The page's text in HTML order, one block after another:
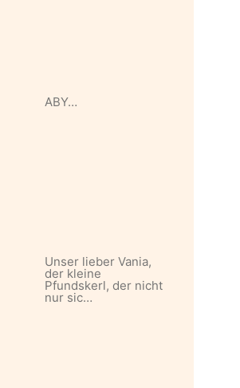
ABY…
Unser lieber Vania,
der kleine
Pfundskerl, der nicht
nur sic…